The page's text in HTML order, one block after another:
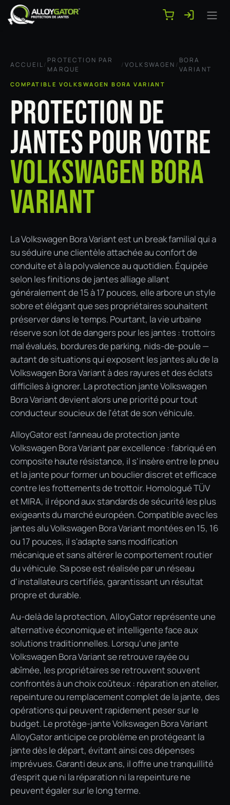
Se rendre au contenu
ACCUEIL/
PROTECTION PAR
MARQUE
/VOLKSWAGEN /
BORA
VARIANT
COMPATIBLE VOLKSWAGEN BORA VARIANT
PROTECTION DE
JANTES POUR VOTRE
VOLKSWAGEN BORA
VARIANT
La Volkswagen Bora Variant est un break familial qui a
su séduire une clientèle attachée au confort de
conduite et à la polyvalence au quotidien. Équipée
selon les finitions de jantes alliage allant
généralement de 15 à 17 pouces, elle arbore un style
sobre et élégant que ses propriétaires souhaitent
préserver dans le temps. Pourtant, la vie urbaine
réserve son lot de dangers pour les jantes : trottoirs
mal évalués, bordures de parking, nids-de-poule —
autant de situations qui exposent les jantes alu de la
Volkswagen Bora Variant à des rayures et des éclats
difficiles à ignorer. La protection jante Volkswagen
Bora Variant devient alors une priorité pour tout
conducteur soucieux de l'état de son véhicule.
AlloyGator est l'anneau de protection jante
Volkswagen Bora Variant par excellence : fabriqué en
composite haute résistance, il s'insère entre le pneu
et la jante pour former un bouclier discret et efficace
contre les frottements de trottoir. Homologué TÜV
et MIRA, il répond aux standards de sécurité les plus
exigeants du marché européen. Compatible avec les
jantes alu Volkswagen Bora Variant montées en 15, 16
ou 17 pouces, il s'adapte sans modification
mécanique et sans altérer le comportement routier
du véhicule. Sa pose est réalisée par un réseau
d'installateurs certifiés, garantissant un résultat
propre et durable.
Au-delà de la protection, AlloyGator représente une
alternative économique et intelligente face aux
solutions traditionnelles. Lorsqu'une jante
Volkswagen Bora Variant se retrouve rayée ou
abîmée, les propriétaires se retrouvent souvent
confrontés à un choix coûteux : réparation en atelier,
repeinture ou remplacement complet de la jante, des
opérations qui peuvent rapidement peser sur le
budget. Le protège-jante Volkswagen Bora Variant
AlloyGator anticipe ce problème en protégeant la
jante dès le départ, évitant ainsi ces dépenses
imprévues. Garanti deux ans, il offre une tranquillité
d'esprit que ni la réparation ni la repeinture ne
peuvent égaler sur le long terme.